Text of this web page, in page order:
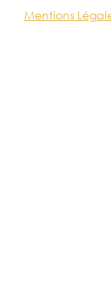
Mentions